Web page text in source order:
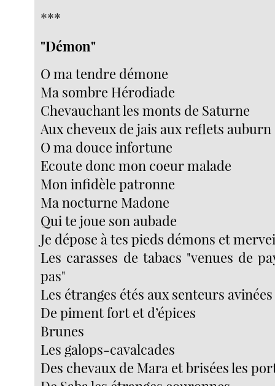
***
"Démon"
O ma tendre démone
Ma sombre Hérodiade
Chevauchant les monts de Saturne
Aux cheveux de jais aux reflets auburn
O ma douce infortune
Ecoute donc mon coeur malade
Mon infidèle patronne
Ma nocturne Madone
Qui te joue son aubade
Je dépose à tes pieds démons et
Les carasses de tabacs "venues de
pas"
Les étranges étés aux senteurs avinées
De piment fort et d’épices
Brunes
Les galops-cavalcades
Des chevaux de Mara et brisées les